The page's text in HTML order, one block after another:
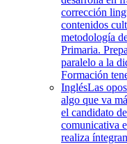
corrección
contenidos
metodología
Primaria.
paralelo a la
Formación
InglésLas
algo que va
el candidato
comunicativa
realiza